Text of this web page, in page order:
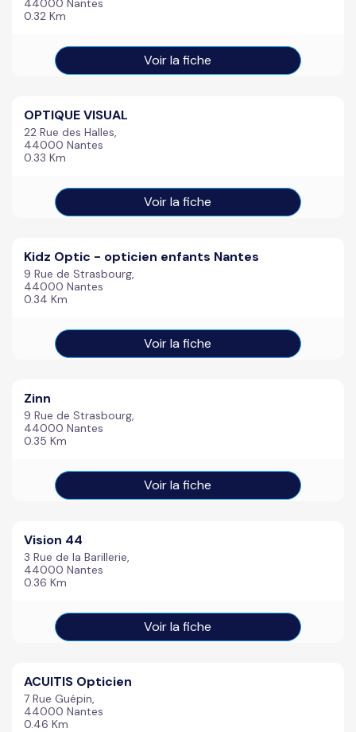
44000 Nantes
0.32 Km
Voir la fiche
OPTIQUE VISUAL
22 Rue des Halles,
44000 Nantes
0.33 Km
Voir la fiche
Kidz Optic - opticien enfants Nantes
9 Rue de Strasbourg,
44000 Nantes
0.34 Km
Voir la fiche
Zinn
9 Rue de Strasbourg,
44000 Nantes
0.35 Km
Voir la fiche
Vision 44
3 Rue de la Barillerie,
44000 Nantes
0.36 Km
Voir la fiche
ACUITIS Opticien
7 Rue Guépin,
44000 Nantes
0.46 Km